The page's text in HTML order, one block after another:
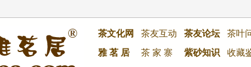
茶文化网 茶友互动 茶友论坛 茶叶
雅 茗 居
茶 家 寨 紫砂知识 收藏